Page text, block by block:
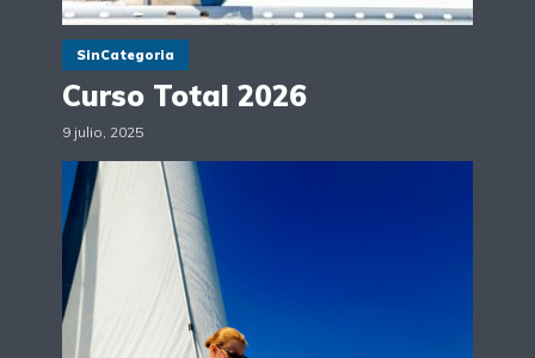
SinCategoria
Curso Total 2026
9 julio, 2025